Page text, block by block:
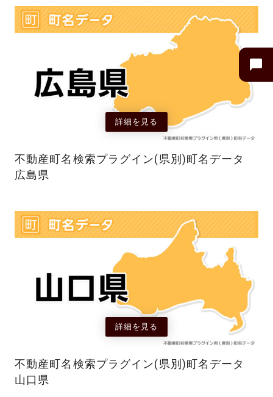
詳細を見る
不動産町名検索プラグイン(県別)町名データ
広島県
詳細を見る
不動産町名検索プラグイン(県別)町名データ
山口県